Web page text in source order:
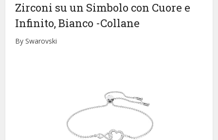
Zirconi su un Simbolo con Cuore e
Infinito, Bianco -Collane
By Swarovski